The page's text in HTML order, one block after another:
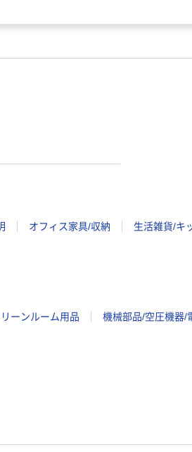
オフィス家具/収納 生活雑貨/キ
リーンルーム用品 機械部品/空圧機器/